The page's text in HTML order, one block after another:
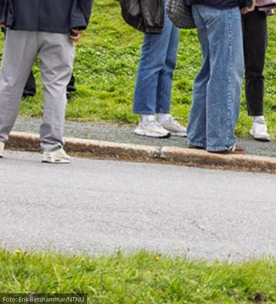
Foto: Erik Betshammar/NTNU